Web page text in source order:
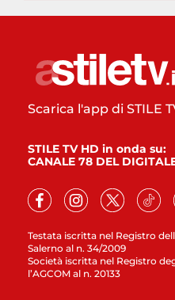
Testata iscritta nel Registro
Salerno al n. 34/2009
Società iscritta nel Registro
l’AGCOM al n. 20133
Scarica l'app di STILE
STILE TV HD in onda su:
CANALE 78 DEL